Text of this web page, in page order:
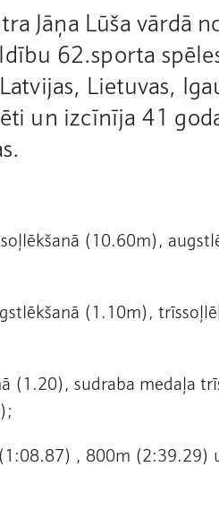
Jāņa Lūša vārdā
62.sporta
Lietuvas,
un izcīnīja 41
(10.60m),
(1.10m),
(1.20), sudraba medaļa
, 800m (2:39.29)